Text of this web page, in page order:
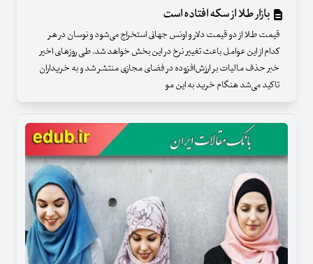
بازار طلا از سکه افتاده است
قیمت طلا از دو قیمت دلار و اونس جهانی استخراج می‌شود و نوسان در هر
کدام از این عوامل باعث تغییر نرخ در این بخش خواهد شد. طی روزهای اخیر
خبر حذف مالیات بر ارزش‌افزوده در فضای مجازی منتشر شد و به خریداران
تاکید می‌شد هنگام خرید به این مو